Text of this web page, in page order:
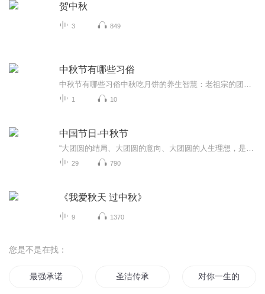
贺中秋
3 849
中秋节有哪些习俗
1 10
中国节日-中秋节
29 790
《我爱秋天 过中秋》
9 1370
您是不是在找：
最强承诺 圣洁传承 对你一生的承诺